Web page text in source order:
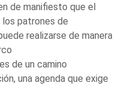
de manifiesto que el
patrones de
realizarse de manera
de un camino
una agenda que exige